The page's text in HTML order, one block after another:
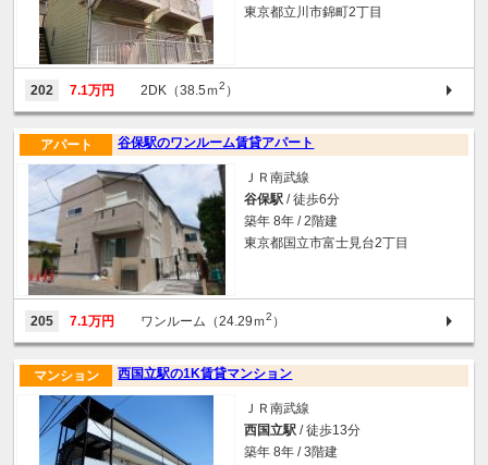
東京都立川市錦町2丁目
202 7.1万円 2DK（38.5ｍ2 ）
谷保駅のワンルーム賃貸アパート
アパート
ＪＲ南武線
谷保駅 / 徒歩6分
築年 8年 / 2階建
東京都国立市富士見台2丁目
205 7.1万円 ワンルーム（24.29ｍ2 ）
西国立駅の1K賃貸マンション
マンション
ＪＲ南武線
西国立駅 / 徒歩13分
築年 8年 / 3階建